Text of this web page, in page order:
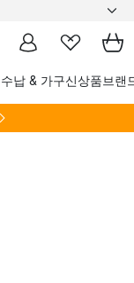
수납 & 가구신상품브랜